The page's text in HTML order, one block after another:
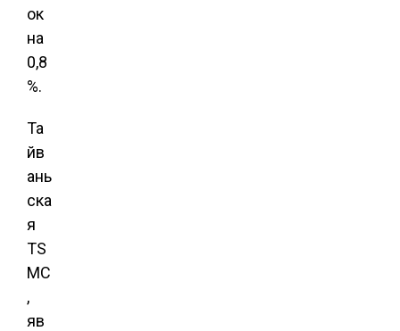
ок
на
0,8
%.
Та
йв
ань
ска
я
TS
MC
,
яв